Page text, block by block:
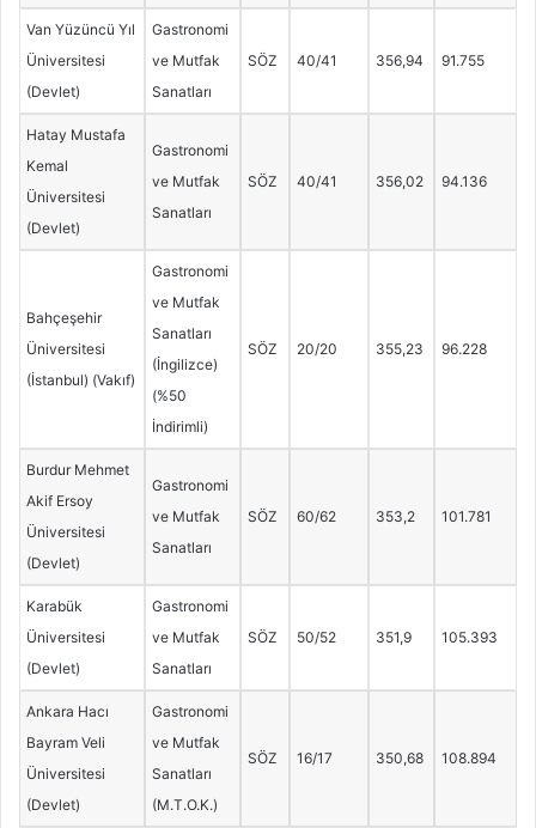
Van Yüzüncü Yıl
Üniversitesi
(Devlet)
Gastronomi
ve Mutfak
Sanatları
SÖZ 40/41 356,94 91.755
Hatay Mustafa
Kemal
Üniversitesi
(Devlet)
Gastronomi
ve Mutfak
Sanatları
SÖZ 40/41 356,02 94.136
Bahçeşehir
Üniversitesi
(İstanbul) (Vakıf)
Gastronomi
ve Mutfak
Sanatları
(İngilizce)
(%50
İndirimli)
SÖZ 20/20 355,23 96.228
Burdur Mehmet
Akif Ersoy
Üniversitesi
(Devlet)
Gastronomi
ve Mutfak
Sanatları
SÖZ 60/62 353,2 101.781
Karabük
Üniversitesi
(Devlet)
Gastronomi
ve Mutfak
Sanatları
SÖZ 50/52 351,9 105.393
Ankara Hacı
Bayram Veli
Üniversitesi
(Devlet)
Gastronomi
ve Mutfak
Sanatları
(M.T.O.K.)
SÖZ 16/17 350,68 108.894